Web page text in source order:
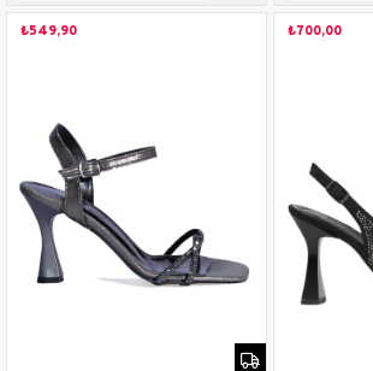
₺549,90 ₺700,00